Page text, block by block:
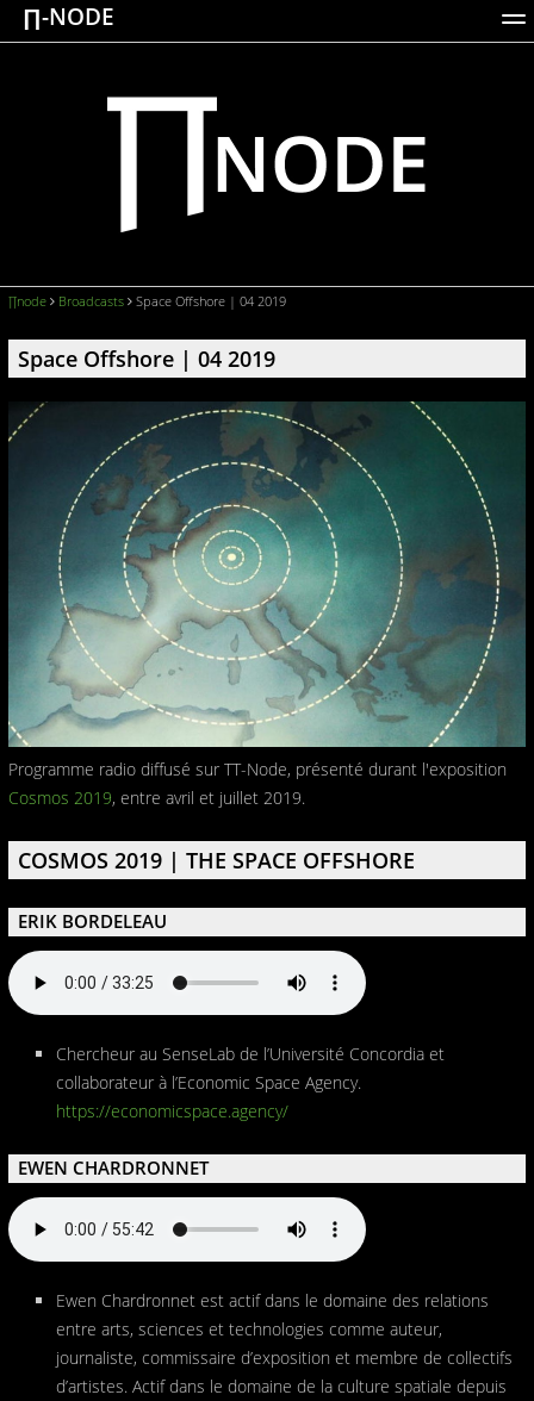
∏-NODE
ACTIONS WORKS DOCUMENTATION
BROADCASTS
∏node Broadcasts Space Offshore | 04 2019
Space Offshore | 04 2019
Programme radio diffusé sur TT-Node, présenté durant l'exposition
Cosmos 2019, entre avril et juillet 2019.
COSMOS 2019 | THE SPACE OFFSHORE
ERIK BORDELEAU
Chercheur au SenseLab de l’Université Concordia et
collaborateur à l’Economic Space Agency.
https://economicspace.agency/
EWEN CHARDRONNET
Ewen Chardronnet est actif dans le domaine des relations
entre arts, sciences et technologies comme auteur,
journaliste, commissaire d’exposition et membre de collectifs
d’artistes. Actif dans le domaine de la culture spatiale depuis